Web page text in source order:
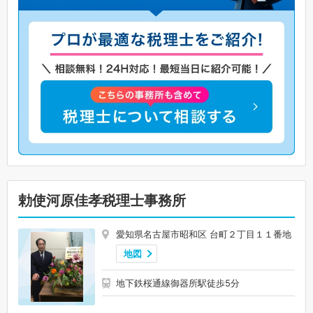
勅使河原佳孝税理士事務所
愛知県名古屋市昭和区 台町２丁目１１番地
地図
地下鉄桜通線御器所駅徒歩5分